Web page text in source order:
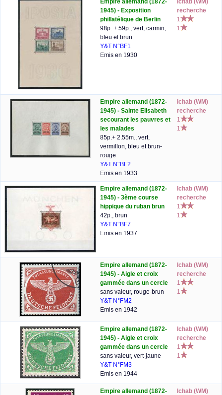
Empire allemand (1872-
1945) - Exposition
phillatélique de Berlin
98p. + 59p., vert, carmin,
bleu et brun
Y&T N°BF1
Emis en 1930
lchab (WM)
recherche
1
1
Empire allemand (1872-
1945) - Sainte Elisabeth
secourant les pauvres et
les malades
85p.+ 2.55m., vert,
vermillon, bleu et brun-
rouge
Y&T N°BF2
Emis en 1933
lchab (WM)
recherche
1
1
Empire allemand (1872-
1945) - 3ème course
hippique du ruban brun
42p., brun
Y&T N°BF7
Emis en 1937
lchab (WM)
recherche
1
1
Empire allemand (1872-
1945) - Aigle et croix
gammée dans un cercle
sans valeur, rouge-brun
Y&T N°FM2
Emis en 1942
lchab (WM)
recherche
1
1
Empire allemand (1872-
1945) - Aigle et croix
gammée dans un cercle
sans valeur, vert-jaune
Y&T N°FM3
Emis en 1944
lchab (WM)
recherche
1
1
Empire allemand (1872-
lchab (WM)